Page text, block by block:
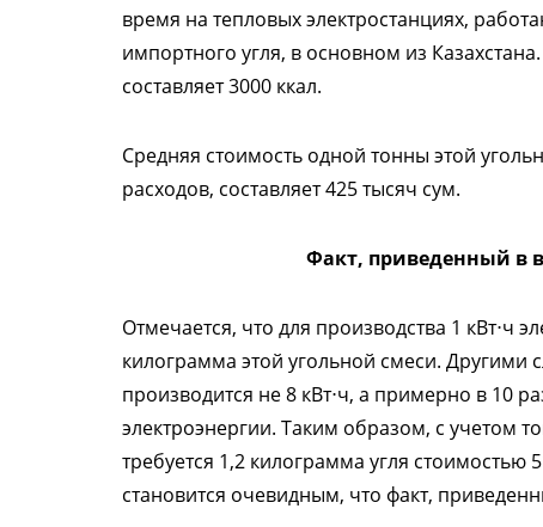
время на тепловых электростанциях,
импортного угля, в основном из
составляет 3000 ккал.
Средняя стоимость одной тонны этой
расходов, составляет 425 тысяч сум.
Факт, приведенный в
Отмечается, что для производства 1 кВт⋅ч
килограмма этой угольной смеси. Другими
производится не 8 кВт⋅ч, а примерно в 10
электроэнергии. Таким образом, с учетом
требуется 1,2 килограмма угля стоимостью
становится очевидным, что факт,